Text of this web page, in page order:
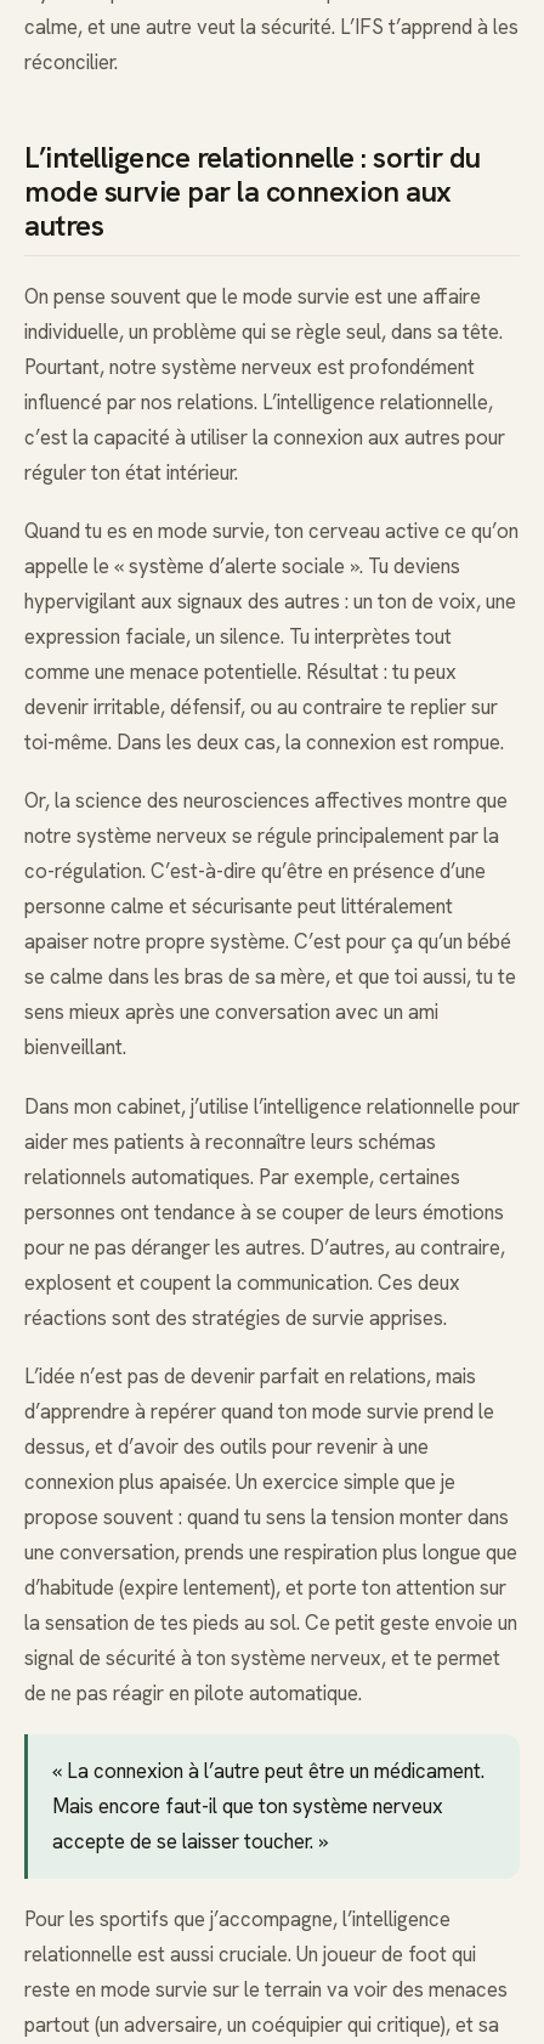
calme, et une autre veut la sécurité. L’IFS t’apprend à les
réconcilier.
L’intelligence relationnelle : sortir du
mode survie par la connexion aux
autres
On pense souvent que le mode survie est une affaire
individuelle, un problème qui se règle seul, dans sa tête.
Pourtant, notre système nerveux est profondément
influencé par nos relations. L’intelligence relationnelle,
c’est la capacité à utiliser la connexion aux autres pour
réguler ton état intérieur.
Quand tu es en mode survie, ton cerveau active ce qu’on
appelle le « système d’alerte sociale ». Tu deviens
hypervigilant aux signaux des autres : un ton de voix, une
expression faciale, un silence. Tu interprètes tout
comme une menace potentielle. Résultat : tu peux
devenir irritable, défensif, ou au contraire te replier sur
toi-même. Dans les deux cas, la connexion est rompue.
Or, la science des neurosciences affectives montre que
notre système nerveux se régule principalement par la
co-régulation. C’est-à-dire qu’être en présence d’une
personne calme et sécurisante peut littéralement
apaiser notre propre système. C’est pour ça qu’un bébé
se calme dans les bras de sa mère, et que toi aussi, tu te
sens mieux après une conversation avec un ami
bienveillant.
Dans mon cabinet, j’utilise l’intelligence relationnelle pour
aider mes patients à reconnaître leurs schémas
relationnels automatiques. Par exemple, certaines
personnes ont tendance à se couper de leurs émotions
pour ne pas déranger les autres. D’autres, au contraire,
explosent et coupent la communication. Ces deux
réactions sont des stratégies de survie apprises.
L’idée n’est pas de devenir parfait en relations, mais
d’apprendre à repérer quand ton mode survie prend le
dessus, et d’avoir des outils pour revenir à une
connexion plus apaisée. Un exercice simple que je
propose souvent : quand tu sens la tension monter dans
une conversation, prends une respiration plus longue que
d’habitude (expire lentement), et porte ton attention sur
la sensation de tes pieds au sol. Ce petit geste envoie un
signal de sécurité à ton système nerveux, et te permet
de ne pas réagir en pilote automatique.
« La connexion à l’autre peut être un médicament.
Mais encore faut-il que ton système nerveux
accepte de se laisser toucher. »
Pour les sportifs que j’accompagne, l’intelligence
relationnelle est aussi cruciale. Un joueur de foot qui
reste en mode survie sur le terrain va voir des menaces
partout (un adversaire, un coéquipier qui critique), et sa